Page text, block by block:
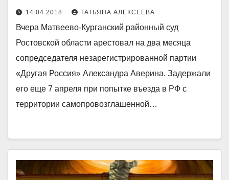
14.04.2018 ТАТЬЯНА АЛЕКСЕЕВА
Вчера Матвеево-Курганский районный суд
Ростовской области арестовал на два месяца
сопредседателя незарегистрированной партии
«Другая Россия» Александра Аверина. Задержали
его еще 7 апреля при попытке въезда в РФ с
территории самопровозглашенной…